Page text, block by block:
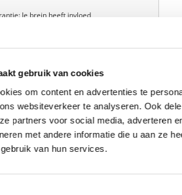
gebruik van cookies
om content en advertenties te
websiteverkeer te analyseren. Ook
partners voor social media, adverteren
met andere informatie die u aan ze
van hun services.
Je brein heeft invloed